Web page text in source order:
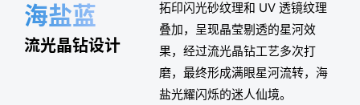
星辰灰
流光晶钻设计
拓印闪光砂纹理和 UV 透镜纹理
叠加，呈现晶莹剔透的星河效
果，经过流光晶钻工艺多次打
磨，最终形成满眼星河流转，海
盐光耀闪烁的迷人仙境。
荧绿棋盘
棋盘格潮流设计
流动的棋盘格设计，大胆采用撞
色处理，荧绿碰撞暗夜黑，如同
荧绿超跑疾速飞驰在黑夜中，极
具速度感和冲击力，搭配透镜纹
理，光影效果更显灵动。
海盐蓝
流光晶钻设计
拓印闪光砂纹理和 UV 透镜纹理
叠加，呈现晶莹剔透的星河效
果，经过流光晶钻工艺多次打
磨，最终形成满眼星河流转，海
盐光耀闪烁的迷人仙境。
星辰灰
流光晶钻设计
拓印闪光砂纹理和 UV 透镜纹理
叠加，呈现晶莹剔透的星河效
果，经过流光晶钻工艺多次打
磨，最终形成满眼星河流转，海
盐光耀闪烁的迷人仙境。
荧绿棋盘
棋盘格潮流设计
流动的棋盘格设计，大胆采用撞
色处理，荧绿碰撞暗夜黑，如同
荧绿超跑疾速飞驰在黑夜中，极
具速度感和冲击力，搭配透镜纹
理，光影效果更显灵动。